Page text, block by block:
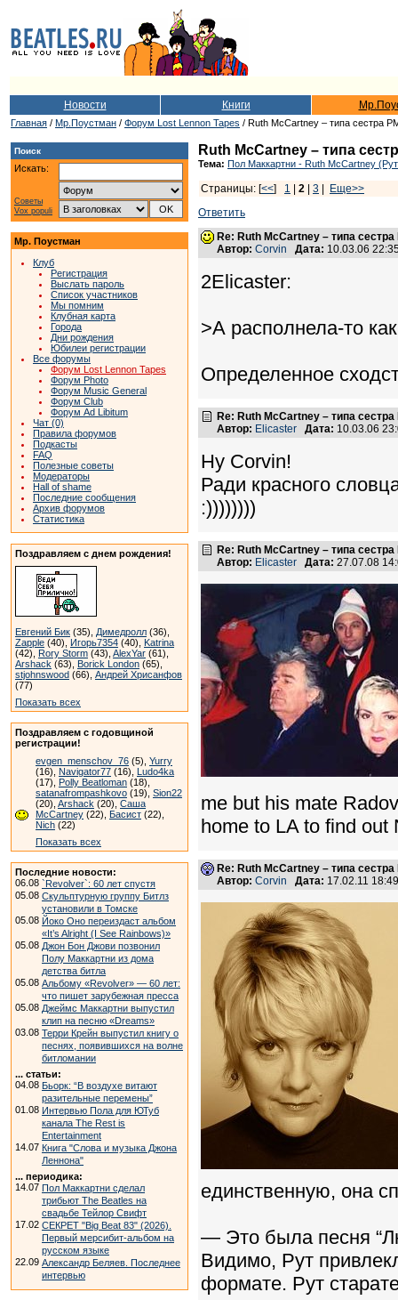
Новости Книги
Главная / Мр.Поустман / Форум Lost Lennon Tapes / Ruth McCartney – типа сестра
Поиск
Искать:
Советы
Vox populi
Мр. Поустман
Клуб
Регистрация
Выслать пароль
Список участников
Мы помним
Клубная карта
Города
Дни рождения
Юбилеи регистрации
Все форумы
Форум Lost Lennon Tapes
Форум Photo
Форум Music General
Форум Club
Форум Ad Libitum
Чат (0)
Правила форумов
Подкасты
FAQ
Полезные советы
Модераторы
Hall of shame
Последние сообщения
Архив форумов
Статистика
Поздравляем с днем рождения!
Евгений Бик (35), Димедролл (36),
Zapple (40), Игорь7354 (40), Katrina
(42), Rory Storm (43), AlexYar (61),
Arshack (63), Borick London (65),
stjohnswood (66), Андрей Хрисанфов
(77)
Показать всех
Поздравляем с годовщиной
регистрации!
evgen_menschov_76 (5), Yurry
(16), Navigator77 (16), Ludo4ka
(17), Polly Beatloman (18),
satanafrompashkovo (19), Sion22
(20), Arshack (20), Саша
McCartney (22), Басист (22),
Nich (22)
Показать всех
Последние новости:
06.08 `Revolver`: 60 лет спустя
05.08 Скульптурную группу Битлз
установили в Томске
05.08 Йоко Оно переиздаст альбом
«It’s Alright (I See Rainbows)»
05.08 Джон Бон Джови позвонил
Полу Маккартни из дома
детства битла
05.08 Альбому «Revolver» — 60 лет:
что пишет зарубежная пресса
05.08 Джеймс Маккартни выпустил
клип на песню «Dreams»
03.08 Терри Крейн выпустил книгу о
песнях, появившихся на волне
битломании
... статьи:
04.08 Бьорк: “В воздухе витают
разительные перемены”
01.08 Интервью Пола для ЮТуб
канала The Rest is
Entertainment
14.07 Книга "Слова и музыка Джона
Леннона"
... периодика:
14.07 Пол Маккартни сделал
трибьют The Beatles на
свадьбе Тейлор Свифт
17.02 СЕКРЕТ "Big Beat 83" (2026).
Первый мерсибит-альбом на
русском языке
22.09 Александр Беляев. Последнее
интервью
Ruth McCartney – типа
Тема: Пол Маккартни - Ruth McCartney
Страницы: [<<] 1 2 3
Еще>>
Ответить
Re: Ruth McCartney – типа сестра
Автор: Corvin Дата: 10.03.06
2Elicaster:
>А располнела-то
Определенное
Re: Ruth McCartney – типа сестра
Автор: Elicaster Дата: 10.03.06
Ну Corvin!
Ради красного
:))))))))
Re: Ruth McCartney – типа сестра
Автор: Elicaster Дата: 27.07.08
me but his mate
home to LA to find out
Re: Ruth McCartney – типа сестра
Автор: Corvin Дата: 17.02.11
единственную, она
— Это была песня
Видимо, Рут
формате. Рут